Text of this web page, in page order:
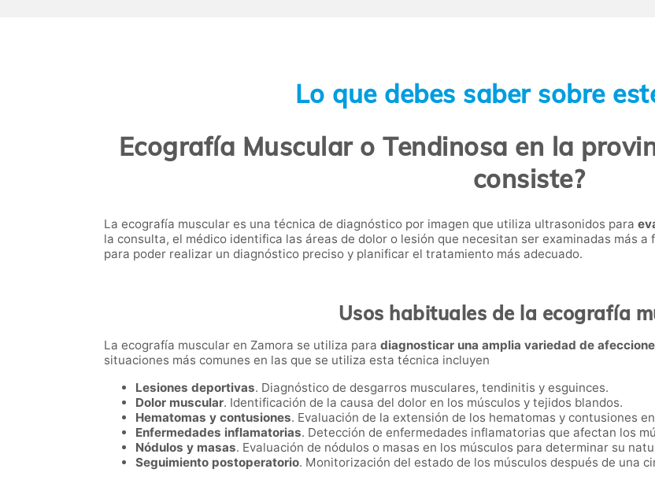
Lo que debes saber sobre
Ecografía Muscular o Tendinosa en la
consiste?
La ecografía muscular es una técnica de diagnóstico por imagen que utiliza ultrasonidos para
la consulta, el médico identifica las áreas de dolor o lesión que necesitan ser examinadas más
para poder realizar un diagnóstico preciso y planificar el tratamiento más adecuado.
Usos habituales de la ecografía
La ecografía muscular en Zamora se utiliza para diagnosticar una amplia variedad de
situaciones más comunes en las que se utiliza esta técnica incluyen
Lesiones deportivas. Diagnóstico de desgarros musculares, tendinitis y esguinces.
Dolor muscular. Identificación de la causa del dolor en los músculos y tejidos blandos.
Hematomas y contusiones. Evaluación de la extensión de los hematomas y contusiones
Enfermedades inflamatorias. Detección de enfermedades inflamatorias que afectan los
Nódulos y masas. Evaluación de nódulos o masas en los músculos para determinar su
Seguimiento postoperatorio. Monitorización del estado de los músculos después de una